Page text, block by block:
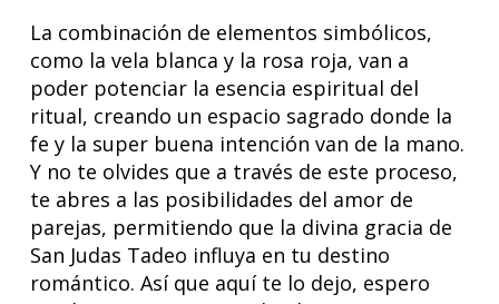
La combinación de elementos simbólicos,
como la vela blanca y la rosa roja, van a
poder potenciar la esencia espiritual del
ritual, creando un espacio sagrado donde la
fe y la super buena intención van de la mano.
Y no te olvides que a través de este proceso,
te abres a las posibilidades del amor de
parejas, permitiendo que la divina gracia de
San Judas Tadeo influya en tu destino
romántico. Así que aquí te lo dejo, espero